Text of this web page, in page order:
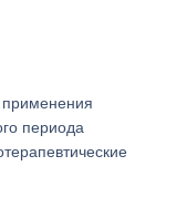
применения
периода